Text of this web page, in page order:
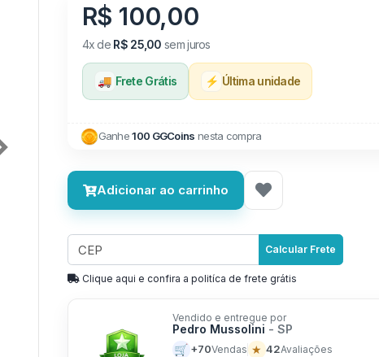
Next
R$ 100,00
4x de R$ 25,00 sem juros
🚚 Frete Grátis ⚡ Última unidade
Ganhe100 GGCoins nesta compra
Adicionar ao carrinho
Calcular Frete
Clique aqui e confira a politíca de frete grátis
Vendido e entregue por
Pedro Mussolini - SP
🛒 +70Vendas ★ 42Avaliações